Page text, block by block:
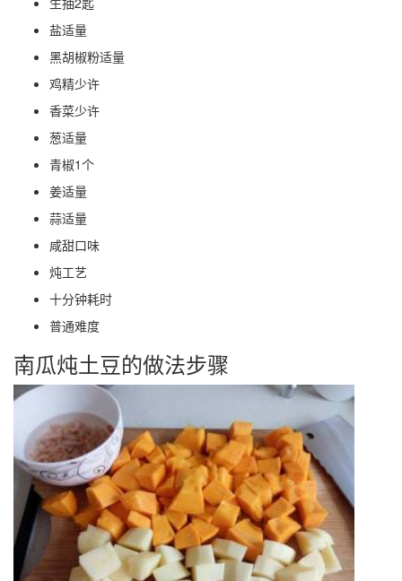
盐适量
黑胡椒粉适量
鸡精少许
香菜少许
葱适量
青椒1个
姜适量
蒜适量
咸甜口味
炖工艺
十分钟耗时
普通难度
南瓜炖土豆的做法步骤